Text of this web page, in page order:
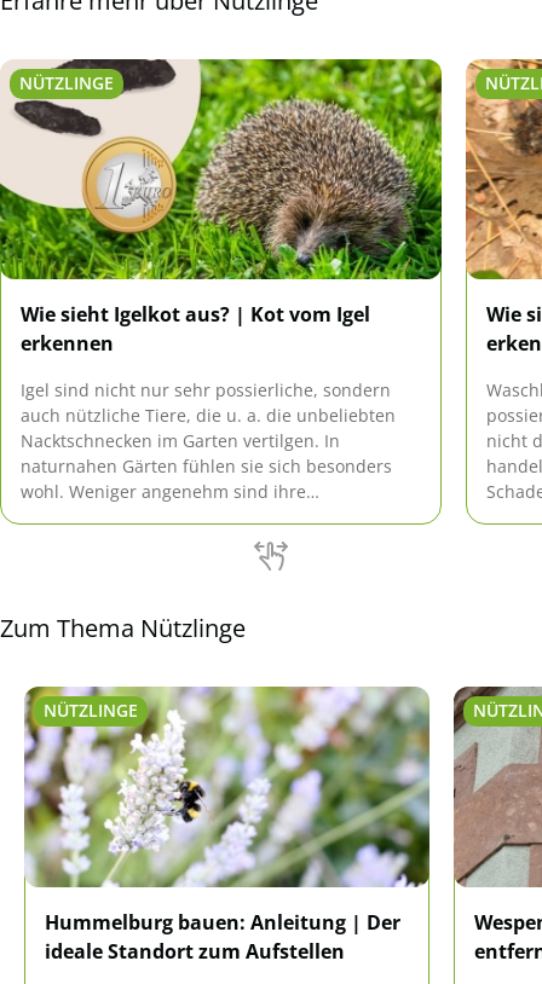
NÜTZLINGE
Wie sieht Igelkot aus? | Kot vom Igel
erkennen
Igel sind nicht nur sehr possierliche, sondern
auch nützliche Tiere, die u. a. die unbeliebten
Nacktschnecken im Garten vertilgen. In
naturnahen Gärten fühlen sie sich besonders
wohl. Weniger angenehm sind ihre
sogar gesundheitsgefährdend sein können.
Wie
nicht
Zum Thema Nützlinge
NÜTZLINGE
Hummelburg bauen: Anleitung | Der
ideale Standort zum Aufstellen